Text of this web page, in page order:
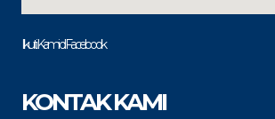
Ikuti Kami di Facebook
KONTAK KAMI